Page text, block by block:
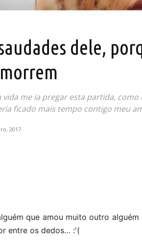
dele,
vida me ia pregar esta partida,
ficado mais tempo contigo meu
2017
que amou muito outro
entre os dedos… :'(